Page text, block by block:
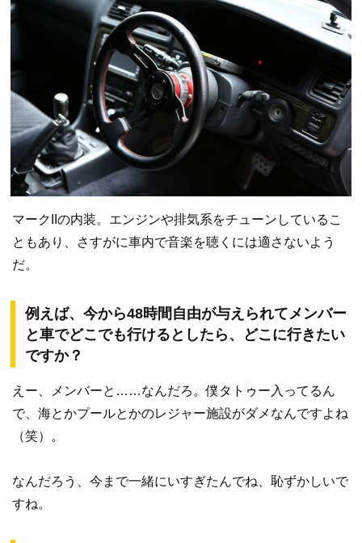
マークIIの内装。エンジンや排気系をチューンしているこ
ともあり、さすがに車内で音楽を聴くには適さないよう
だ。
例えば、今から48時間自由が与えられてメンバー
と車でどこでも行けるとしたら、どこに行きたい
ですか？
えー、メンバーと……なんだろ。僕タトゥー入ってるん
で、海とかプールとかのレジャー施設がダメなんですよね
（笑）。
なんだろう、今まで一緒にいすぎたんでね、恥ずかしいで
すね。